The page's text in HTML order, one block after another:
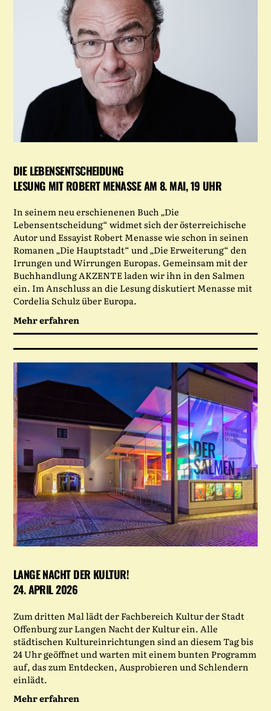
DIE LEBENSENTSCHEIDUNG
LESUNG MIT ROBERT MENASSE AM 8. MAI, 19 UHR
In seinem neu erschienenen Buch „Die
Lebensentscheidung“ widmet sich der österreichische
Autor und Essayist Robert Menasse wie schon in seinen
Romanen „Die Hauptstadt“ und „Die Erweiterung“ den
Irrungen und Wirrungen Europas. Gemeinsam mit der
Buchhandlung AKZENTE laden wir ihn in den Salmen
ein. Im Anschluss an die Lesung diskutiert Menasse mit
Cordelia Schulz über Europa.
Mehr erfahren
LANGE NACHT DER KULTUR!
24. APRIL 2026
Zum dritten Mal lädt der Fachbereich Kultur der Stadt
Offenburg zur Langen Nacht der Kultur ein. Alle
städtischen Kultureinrichtungen sind an diesem Tag bis
24 Uhr geöffnet und warten mit einem bunten Programm
auf, das zum Entdecken, Ausprobieren und Schlendern
einlädt.
Mehr erfahren